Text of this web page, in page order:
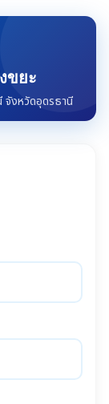
ขยะ
จังหวัดอุดรธานี